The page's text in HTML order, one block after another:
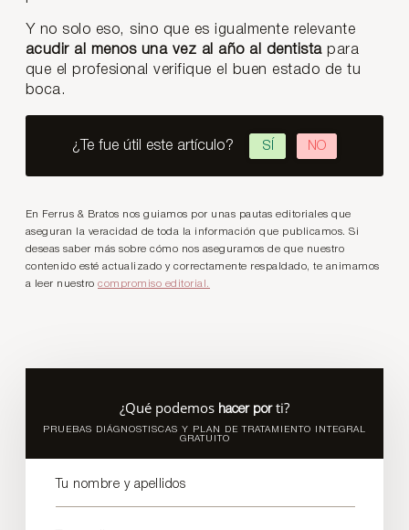
Y no solo eso, sino que es igualmente relevante
acudir al menos una vez al año al dentistapara
que el profesional verifique el buen estado de tu
boca.
¿Te fue útil este artículo? SÍ NO
En Ferrus & Bratos nos guiamos por unas pautas editoriales que
aseguran la veracidad de toda la información que publicamos. Si
deseas saber más sobre cómo nos aseguramos de que nuestro
contenido esté actualizado y correctamente respaldado, te animamos
a leer nuestrocompromiso editorial.
¿Qué podemos hacer porti?
PRUEBAS DIÁGNOSTISCAS Y PLAN DE TRATAMIENTO INTEGRAL
GRATUITO
Tu nombre y apellidos